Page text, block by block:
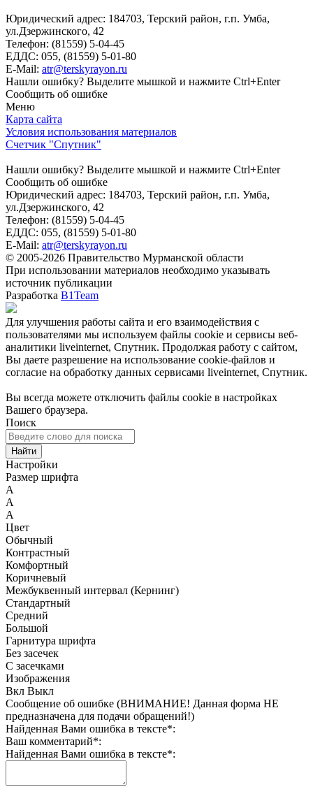
Юридический адрес: 184703, Терский район, г.п. Умба,
ул.Дзержинского, 42
Телефон: (81559) 5-04-45
ЕДДС: 055, (81559) 5-01-80
E-Mail: atr@terskyrayon.ru
Нашли ошибку? Выделите мышкой и нажмите Ctrl+Enter
Сообщить об ошибке
Меню
Карта сайта
Условия использования материалов
Счетчик "Спутник"
Нашли ошибку? Выделите мышкой и нажмите Ctrl+Enter
Сообщить об ошибке
Юридический адрес: 184703, Терский район, г.п. Умба,
ул.Дзержинского, 42
Телефон: (81559) 5-04-45
ЕДДС: 055, (81559) 5-01-80
E-Mail: atr@terskyrayon.ru
© 2005-2026 Правительство Мурманской области
При использовании материалов необходимо указывать
источник публикации
Разработка B1Team
Для улучшения работы сайта и его взаимодействия с
пользователями мы используем файлы cookie и сервисы веб-
аналитики liveinternet, Спутник. Продолжая работу с сайтом,
Вы даете разрешение на использование cookie-файлов и
согласие на обработку данных сервисами liveinternet, Спутник.
Вы всегда можете отключить файлы cookie в настройках
Вашего браузера.
Поиск
Найти
Настройки
Размер шрифта
A
A
A
Цвет
Обычный
Контрастный
Комфортный
Коричневый
Межбуквенный интервал (Кернинг)
Стандартный
Средний
Большой
Гарнитура шрифта
Без засечек
С засечками
Изображения
Вкл Выкл
Сообщение об ошибке (ВНИМАНИЕ! Данная форма НЕ
предназначена для подачи обращений!)
Найденная Вами ошибка в тексте*:
Ваш комментарий*:
Найденная Вами ошибка в тексте*: